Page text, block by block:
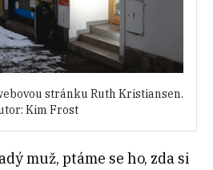
stránku Ruth Kristiansen.
Kim Frost
muž, ptáme se ho, zda si